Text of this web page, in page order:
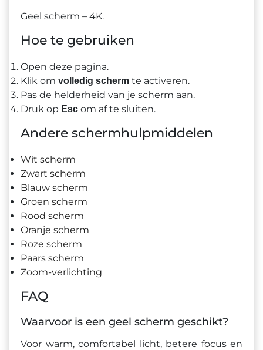
Geel scherm – 4K.
Hoe te gebruiken
Open deze pagina.
Klik om volledig scherm te activeren.
Pas de helderheid van je scherm aan.
Druk op Esc om af te sluiten.
Andere schermhulpmiddelen
Wit scherm
Zwart scherm
Blauw scherm
Groen scherm
Rood scherm
Oranje scherm
Roze scherm
Paars scherm
Zoom-verlichting
FAQ
Waarvoor is een geel scherm geschikt?
Voor warm, comfortabel licht, betere focus en